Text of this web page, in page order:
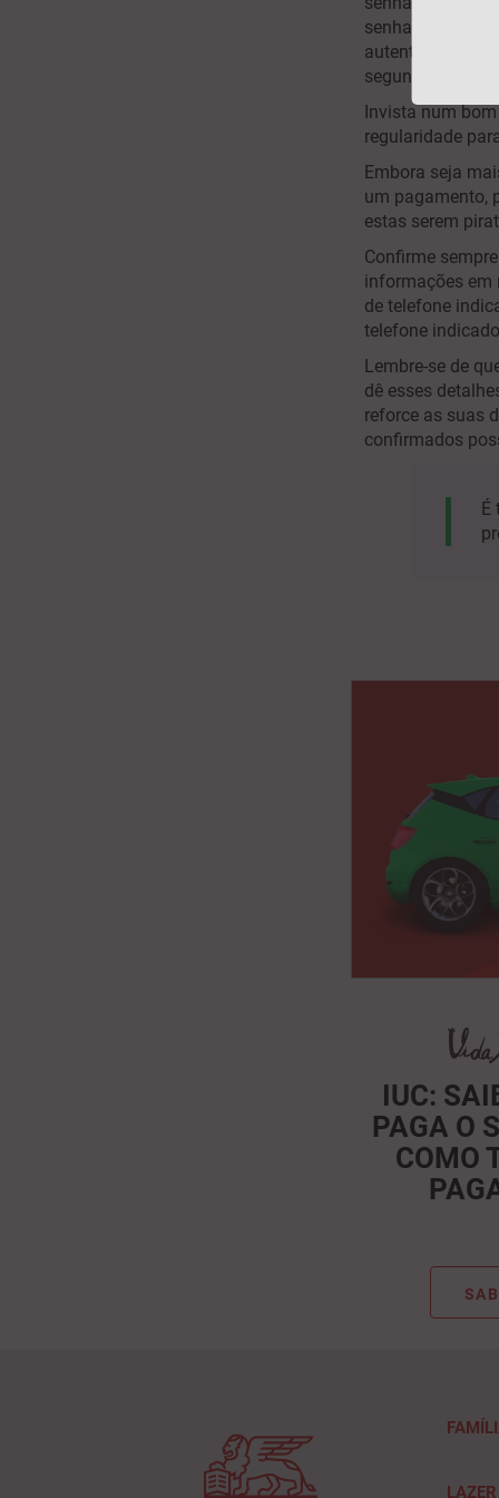
senhas seguro
autenticação de
segundo
Invista num
regularidade
Embora seja
um pagamento,
estas serem
Confirme
informações em
de telefone
telefone
Lembre-se de
dê esses
reforce as suas
confirmados
É
IUC:
PAGA O
COMO
LAZER